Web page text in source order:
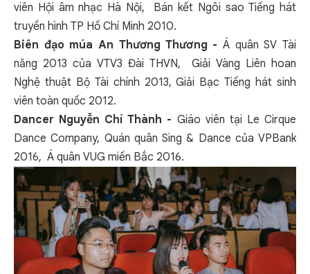
viên Hội âm nhạc Hà Nội, Bán kết Ngôi sao Tiếng hát
truyền hình TP Hồ Chí Minh 2010.
Biên đạo múa An Thương Thương - Á quân SV Tài
năng 2013 của VTV3 Đài THVN, Giải Vàng Liên hoan
Nghệ thuật Bộ Tài chính 2013, Giải Bạc Tiếng hát sinh
viên toàn quốc 2012.
Dancer Nguyễn Chí Thành - Giáo viên tại Le Cirque
Dance Company, Quán quân Sing & Dance của VPBank
2016, Á quân VUG miền Bắc 2016.